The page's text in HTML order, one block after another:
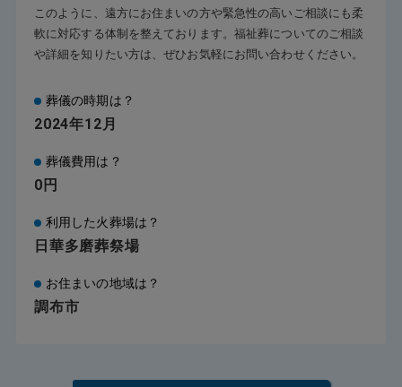
このように、遠方にお住まいの方や緊急性の高いご相談にも柔
軟に対応する体制を整えております。福祉葬についてのご相談
や詳細を知りたい方は、ぜひお気軽にお問い合わせください。
葬儀の時期は？
2024年12月
葬儀費用は？
0円
利用した火葬場は？
日華多磨葬祭場
お住まいの地域は？
調布市